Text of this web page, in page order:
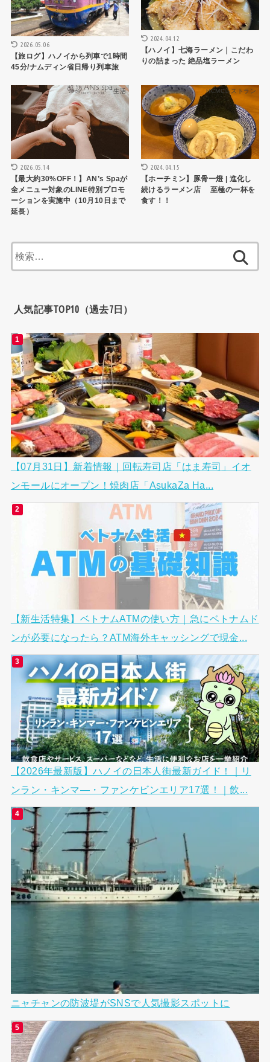
2026.05.06
【旅ログ】ハノイから列車で1時間
45分/ナムディン省日帰り列車旅
2024.04.12
【ハノイ】七海ラーメン｜こだわ
りの詰まった 絶品塩ラーメン
生活
2026.05.14
【最大約30%OFF！】AN’s Spaが
全メニュー対象のLINE特別プロモ
ーションを実施中（10月10日まで
延長）
HCMCレストラン
2024.04.15
【ホーチミン】豚骨一燈 | 進化し
続けるラーメン店 至極の一杯を
食す！！
索:
人気記事TOP10（過去7日）
【07月31日】新着情報｜回転寿司店「はま寿司」イオ
ンモールにオープン！焼肉店「AsukaZa Ha...
【新生活特集】ベトナムATMの使い方｜急にベトナムド
ンが必要になったら？ATM海外キャッシングで現金...
【2026年最新版】ハノイの日本人街最新ガイド！｜リ
ンラン・キンマ―・ファンケビンエリア17選！｜飲...
ニャチャンの防波堤がSNSで人気撮影スポットに